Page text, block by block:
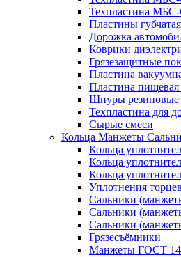
Техпластина
Пластины
Дорожка
Коврики
Грязезащитные
Пластина
Пластина
Шнуры резиновые
Техпластина для
Сырые смеси
Кольца Манжеты
Кольца
Кольца
Кольца
Уплотнения
Сальники
Сальники
Сальники
Грязесъёмники
Манжеты ГОСТ